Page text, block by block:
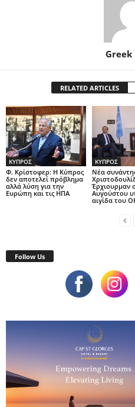
Greek
RELATED ARTICLES
ΚΥΠΡΟΣ
Φ. Κρίστοφερ: Η Κύπρος
δεν αποτελεί πρόβλημα
αλλά λύση για την
Ευρώπη και τις ΗΠΑ
ΚΥΠΡΟΣ
Νέα
Έρχιουρμαν
Αυγούστου
αιγίδα του
Follow Us